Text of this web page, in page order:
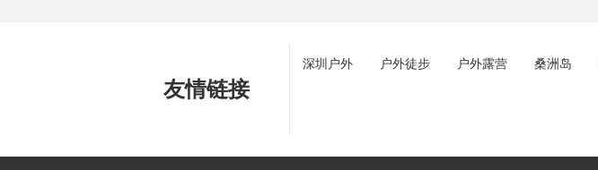
友情链接
深圳户外 户外徒步 户外露营 桑洲岛